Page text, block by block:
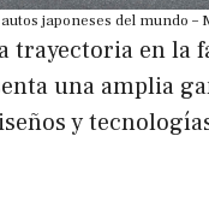
japoneses del mundo –
trayectoria en la
una amplia
y